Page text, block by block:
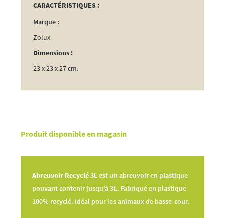
Produit disponible en magasin
Abreuvoir Recyclé 3Lest un abreuvoir en plastique
pouvant contenir jusqu’à 3L. Fabriqué en plastique
100% recyclé. Idéal pour les animaux de basse-cour.
CARACTÉRISTIQUES :
Marque :
Zolux
Dimensions :
23 x 23 x 27 cm.